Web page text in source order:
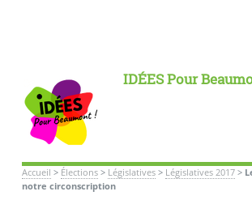
IDÉES Pour
Accueil > Élections> Législatives> Législatives 2017>
notre circonscription